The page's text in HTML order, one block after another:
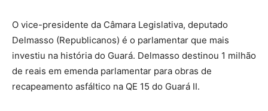
O vice-presidente da Câmara Legislativa, deputado
Delmasso (Republicanos) é o parlamentar que mais
investiu na história do Guará. Delmasso destinou 1 milhão
de reais em emenda parlamentar para obras de
recapeamento asfáltico na QE 15 do Guará II.